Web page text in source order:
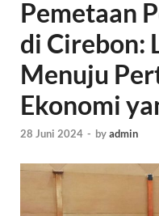
Pemetaan
di Cirebon:
Menuju
Ekonomi
28 Juni 2024 - byadmin